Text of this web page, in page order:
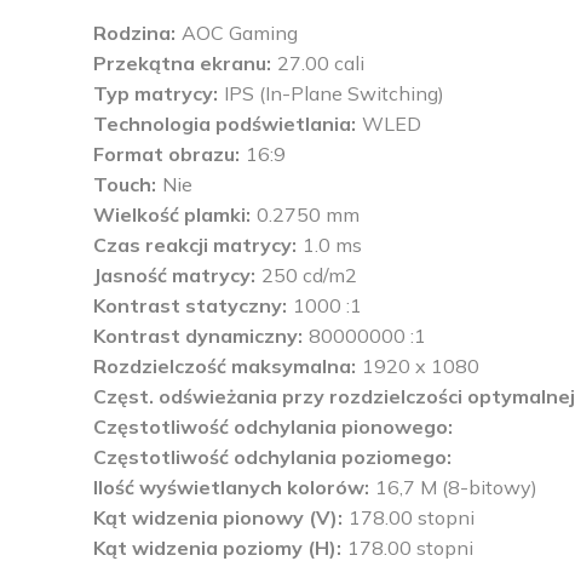
Rodzina AOC Gaming
Przekątna ekranu 27.00 cali
Typ matrycy IPS (In-Plane Switching)
Technologia podświetlania WLED
Format obrazu 16:9
Touch Nie
Wielkość plamki 0.2750 mm
Czas reakcji matrycy 1.0 ms
Jasność matrycy 250 cd/m2
Kontrast statyczny 1000 :1
Kontrast dynamiczny 80000000 :1
Rozdzielczość maksymalna 1920 x 1080
Częst. odświeżania przy rozdzielczości optymalnej
Częstotliwość odchylania pionowego
Częstotliwość odchylania poziomego
Ilość wyświetlanych kolorów 16,7 M (8-bitowy)
Kąt widzenia pionowy (V)
178.00 stopni
Kąt widzenia poziomy (H)
178.00 stopni